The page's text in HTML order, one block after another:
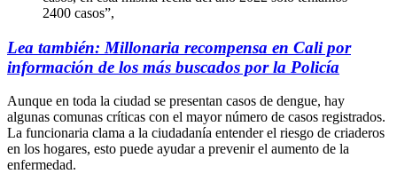
2400 casos”,
Lea también: Millonaria recompensa en Cali por
información de los más buscados por la Policía
Aunque en toda la ciudad se presentan casos de dengue, hay
algunas comunas críticas con el mayor número de casos registrados.
La funcionaria clama a la ciudadanía entender el riesgo de criaderos
en los hogares, esto puede ayudar a prevenir el aumento de la
enfermedad.